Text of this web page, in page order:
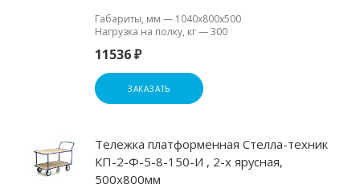
Габариты, мм — 1040х800х500
Нагрузка на полку, кг—300
11536 ₽
ЗАКАЗАТЬ
Тележка платформенная Стелла-техник
КП-2-Ф-5-8-150-И , 2-х ярусная,
500х800мм